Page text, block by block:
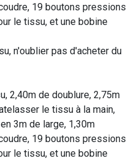
19 boutons pressions
le tissu, et une bobine
n'oublier pas d'acheter du
2,40m de doublure, 2,75m
le tissu à la main,
3m de large, 1,30m
19 boutons pressions
le tissu, et une bobine